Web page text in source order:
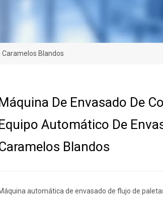
Caramelos Blandos
De Envasado De
Automático De
Blandos
automática de envasado de flujo de